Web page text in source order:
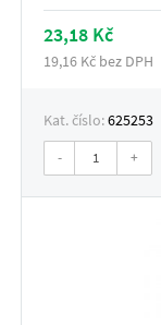
23,18 Kč
19,16 Kč bez DPH
Kat. číslo:625253
- +